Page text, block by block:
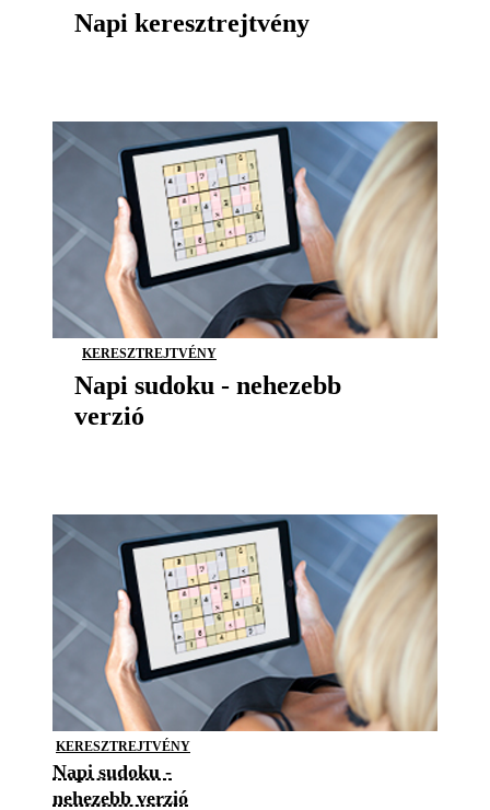
Napi keresztrejtvény
KERESZTREJTVÉNY
Napi sudoku - nehezebb
verzió
KERESZTREJTVÉNY
Napi sudoku -
nehezebb verzió